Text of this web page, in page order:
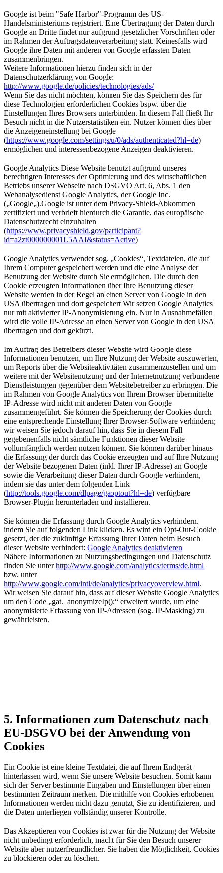
Google ist beim "Safe Harbor"-Programm des US-
Handelsministeriums registriert. Eine Übertragung der Daten durch
Google an Dritte findet nur aufgrund gesetzlicher Vorschriften oder
im Rahmen der Auftragsdatenverarbeitung statt. Keinesfalls wird
Google ihre Daten mit anderen von Google erfassten Daten
zusammenbringen.
Weitere Informationen hierzu finden sich in der
Datenschutzerklärung von Google:
http://www.google.de/policies/technologies/ads/
Wenn Sie das nicht möchten, können Sie das Speichern des für
diese Technologien erforderlichen Cookies bspw. über die
Einstellungen Ihres Browsers unterbinden. In diesem Fall fließt Ihr
Besuch nicht in die Nutzerstatistiken ein. Nutzer können dies über
die Anzeigeneinstellung bei Google
(https://www.google.com/settings/u/0/ads/authenticated?hl=de)
ermöglichen und interessenbezogene Anzeigen deaktivieren.
Google Analytics Diese Website benutzt aufgrund unseres
berechtigten Interesses der Optimierung und des wirtschaftlichen
Betriebs unserer Webseite nach DSGVO Art. 6, Abs. 1 den
Webanalysedienst Google Analytics, der Google Inc.
(„Google„).Google ist unter dem Privacy-Shield-Abkommen
zertifiziert und verbrieft hierdurch die Garantie, das europäische
Datenschutzrecht einzuhalten
(https://www.privacyshield.gov/participant?
id=a2zt000000001L5AAI&status=Active)
Google Analytics verwendet sog. „Cookies“, Textdateien, die auf
Ihrem Computer gespeichert werden und die eine Analyse der
Benutzung der Website durch Sie ermöglichen. Die durch den
Cookie erzeugten Informationen über Ihre Benutzung dieser
Website werden in der Regel an einen Server von Google in den
USA übertragen und dort gespeichert Wir setzen Google Analytics
nur mit aktivierter IP-Anonymisierung ein. Nur in Ausnahmefällen
wird die volle IP-Adresse an einen Server von Google in den USA
übertragen und dort gekürzt.
Im Auftrag des Betreibers dieser Website wird Google diese
Informationen benutzen, um Ihre Nutzung der Website auszuwerten,
um Reports über die Websiteaktivitäten zusammenzustellen und um
weitere mit der Websitenutzung und der Internetnutzung verbundene
Dienstleistungen gegenüber dem Websitebetreiber zu erbringen. Die
im Rahmen von Google Analytics von Ihrem Browser übermittelte
IP-Adresse wird nicht mit anderen Daten von Google
zusammengeführt. Sie können die Speicherung der Cookies durch
eine entsprechende Einstellung Ihrer Browser-Software verhindern;
wir weisen Sie jedoch darauf hin, dass Sie in diesem Fall
gegebenenfalls nicht sämtliche Funktionen dieser Website
vollumfänglich werden nutzen können. Sie können darüber hinaus
die Erfassung der durch das Cookie erzeugten und auf Ihre Nutzung
der Website bezogenen Daten (inkl. Ihrer IP-Adresse) an Google
sowie die Verarbeitung dieser Daten durch Google verhindern,
indem sie das unter dem folgenden Link
(http://tools.google.com/dlpage/gaoptout?hl=de) verfügbare
Browser-Plugin herunterladen und installieren.
Sie können die Erfassung durch Google Analytics verhindern,
indem Sie auf folgenden Link klicken. Es wird ein Opt-Out-Cookie
gesetzt, der die zukünftige Erfassung Ihrer Daten beim Besuch
dieser Website verhindert: Google Analytics deaktivieren
Nähere Informationen zu Nutzungsbedingungen und Datenschutz
finden Sie unterhttp://www.google.com/analytics/terms/de.html
bzw. unter
http://www.google.com/intl/de/analytics/privacyoverview.html.
Wir weisen Sie darauf hin, dass auf dieser Website Google Analytics
um den Code „gat._anonymizeIp();“ erweitert wurde, um eine
anonymisierte Erfassung von IP-Adressen (sog. IP-Masking) zu
gewährleisten.
5. Informationen zum Datenschutz nach
EU-DSGVO bei der Anwendung von
Cookies
Ein Cookie ist eine kleine Textdatei, die auf Ihrem Endgerät
hinterlassen wird, wenn Sie unsere Website besuchen. Somit kann
sich der Server bestimmte Eingaben und Einstellungen über einen
bestimmten Zeitraum merken. Die mithilfe von Cookies erhobenen
Informationen werden nicht dazu genutzt, Sie zu identifizieren, und
die Daten unterliegen vollständig unserer Kontrolle.
Das Akzeptieren von Cookies ist zwar für die Nutzung der Website
nicht unbedingt erforderlich, macht für Sie den Besuch unserer
Website aber nutzerfreundlicher. Sie haben die Möglichkeit, Cookies
zu blockieren oder zu löschen.